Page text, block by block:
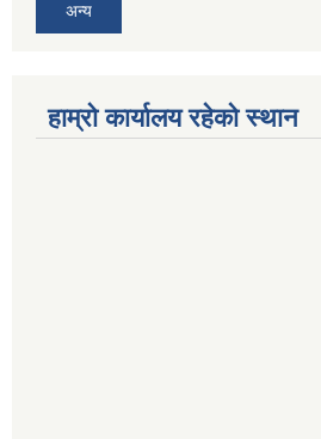
अन्य
हाम्रो कार्यालय रहेको स्थान